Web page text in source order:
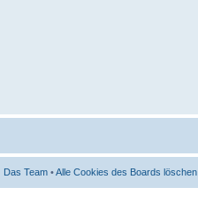
Das Team •Alle Cookies des Boards löschen